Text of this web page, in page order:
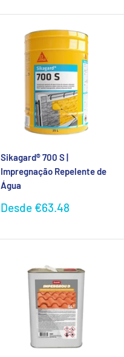
Sikagard® 700 S |
Impregnação Repelente de
Água
Preço
Desde €63.48